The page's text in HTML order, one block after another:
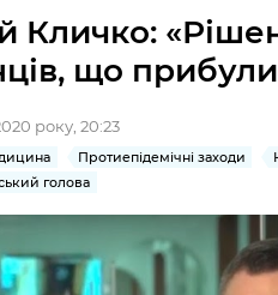
міська рада
КМДА
та розпорядження
послуги
Пільги,
Паспорт,
Лікарні
Освіта
Кличко:
що
року, 20:23
Протиепідемічні заходи
голова